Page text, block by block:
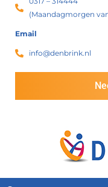
(Maandagmorgen
Email
info@denbrink.nl